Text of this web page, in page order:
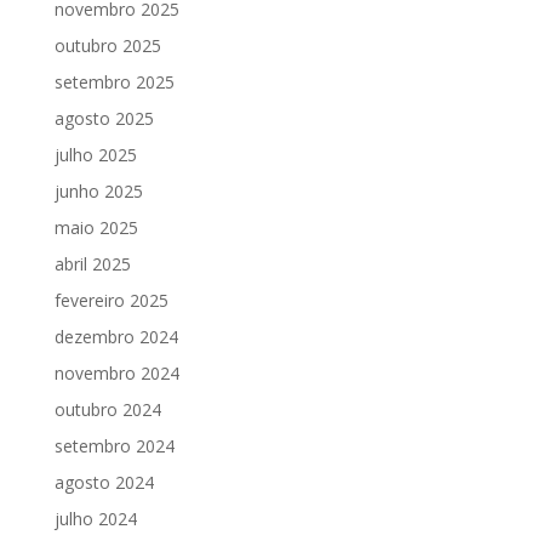
novembro 2025
outubro 2025
setembro 2025
agosto 2025
julho 2025
junho 2025
maio 2025
abril 2025
fevereiro 2025
dezembro 2024
novembro 2024
outubro 2024
setembro 2024
agosto 2024
julho 2024